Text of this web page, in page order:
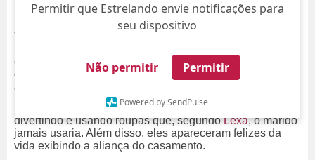
Permitir que Estrelando envie notificações para
seu dispositivo
Não permitir Permitir
Powered by SendPulse
Viva o amor! Lexa e Ricardo Vianna oficializaram a união
na última sexta-feira, dia 10, e, após esse momento tão
especial, embarcaram para a Turquia para curtirem a lua
de mel. Nesta segunda-feira, dia 13, a cantora abriu o
álbum de fotos e deixou os seus seguidores encantados.
Nos registros compartilhados, o casal aparece se
divertindo e usando roupas que, segundoLexa, o marido
jamais usaria. Além disso, eles apareceram felizes da
vida exibindo a aliança do casamento.